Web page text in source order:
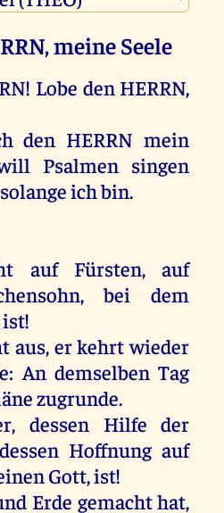
meine Seele
! Lobe den HERRN,
den HERRN mein
Psalmen singen
solangeichbin.
auf Fürsten,auf
bei
dem
ist!
aus, erkehrt wieder
: An demselben Tag
zugrunde.
, dessen Hilfe der
dessen Hoffnung auf
Gott,ist!
Erde gemachthat,